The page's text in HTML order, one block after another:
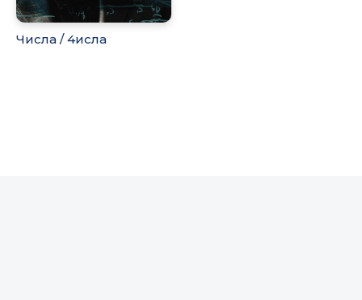
Числа / 4исла